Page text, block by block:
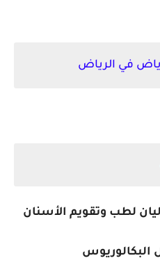
في الرياض
لطب وتقويم الأسنان
البكالوريوس